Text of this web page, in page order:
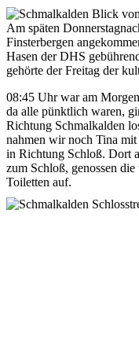
Am späten
Finsterbergen
Hasen der DHS
gehörte der Freitag der
08:45 Uhr war am
da alle pünktlich waren,
Richtung Schmalkalden
nahmen wir noch Tina
in Richtung Schloß. Dort
zum Schloß, genossen
Toiletten auf.